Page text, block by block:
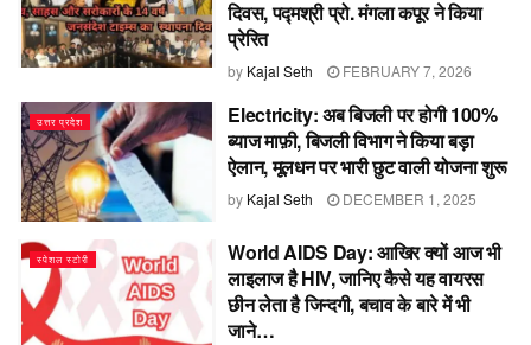
दिवस, पद्मश्री प्रो. मंगला कपूर ने किया
प्रेरित
by Kajal Seth FEBRUARY 7, 2026
उत्तर प्रदेश
Electricity: अब बिजली पर होगी 100%
ब्याज माफ़ी, बिजली विभाग ने किया बड़ा
ऐलान, मूलधन पर भारी छुट वाली योजना शुरू
by Kajal Seth DECEMBER 1, 2025
स्पेशल स्टोरी
World AIDS Day: आखिर क्यों आज भी
लाइलाज है HIV, जानिए कैसे यह वायरस
छीन लेता है जिन्दगी, बचाव के बारे में भी
जाने…